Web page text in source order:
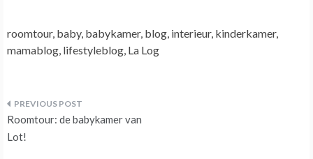
roomtour, baby, babykamer, blog, interieur, kinderkamer,
mamablog, lifestyleblog, La Log
Bericht
navigatie
Roomtour: de babykamer van
Lot!